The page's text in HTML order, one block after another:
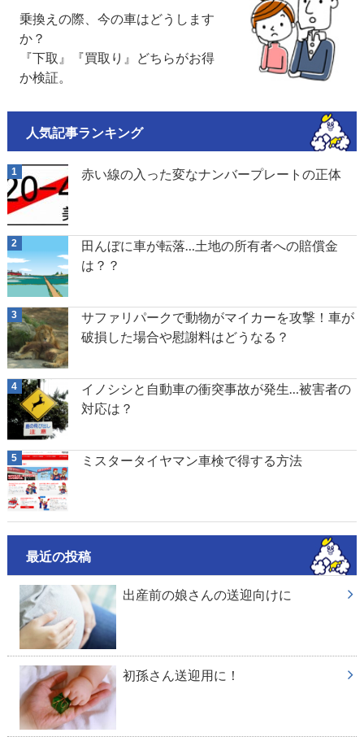
乗換えの際、今の車はどうします
か？
『下取』『買取り』どちらがお得
か検証。
人気記事ランキング
赤い線の入った変なナンバープレートの正体
田んぼに車が転落…土地の所有者への賠償金
は？？
サファリパークで動物がマイカーを攻撃！車が
破損した場合や慰謝料はどうなる？
イノシシと自動車の衝突事故が発生…被害者の
対応は？
ミスタータイヤマン車検で得する方法
最近の投稿
出産前の娘さんの送迎向けに
初孫さん送迎用に！